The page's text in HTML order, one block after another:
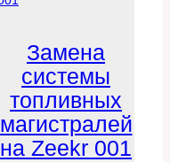
Замена
системы
топливных
магистралей
на Zeekr 001